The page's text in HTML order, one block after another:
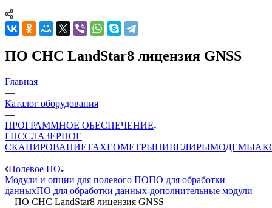
ПО CHC LandStar8 лицензия GNSS
Главная
—
Каталог оборудования
—
ПРОГРАММНОЕ ОБЕСПЕЧЕНИЕ
ГНССЛАЗЕРНОЕ
СКАНИРОВАНИЕТАХЕОМЕТРЫНИВЕЛИРЫМОДЕМЫ
—
Полевое ПО
Модули и опции для полевого ПОПО для обработки
данныхПО для обработки данных-дополнительные модули
—ПО CHC LandStar8 лицензия GNSS